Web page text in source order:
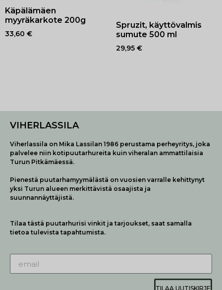
Käpälämäen
myyräkarkote 200g
33,60 €
Spruzit, käyttövalmis
sumute 500 ml
29,95 €
VIHERLASSILA
Viherlassila on Mika Lassilan 1986 perustama perheyritys, joka
palvelee niin kotipuutarhureita kuin viheralan ammattilaisia
Turun Pitkämäessä.
Pienestä puutarhamyymälästä on vuosien varralle kehittynyt
yksi Turun alueen merkittävistä osaajista ja
suunnannäyttäjistä.
Tilaa tästä puutarhurisi vinkit ja tarjoukset, saat samalla
tietoa tulevista tapahtumista.
TILAA UUTISKIRJE